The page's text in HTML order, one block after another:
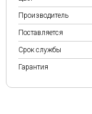
Производитель
Поставляется
Срок службы
Гарантия